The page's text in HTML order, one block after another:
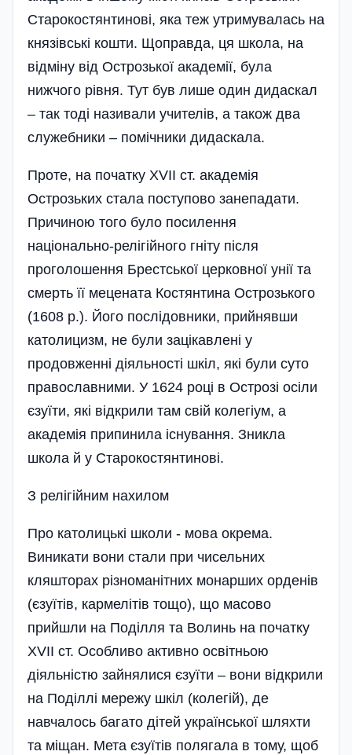
Старокостянтинові, яка теж утримувалась на
князівські кошти. Щоправда, ця школа, на
відміну від Острозької академії, була
нижчого рівня. Тут був лише один дидаскал
– так тоді називали учителів, а також два
служебники – помічники дидаскала.
Проте, на початку XVIІ ст. академія
Острозьких стала поступово занепадати.
Причиною того було посилення
національно-релігійного гніту після
проголошення Брестської церковної унії та
смерть її мецената Костянтина Острозького
(1608 р.). Його послідовники, прийнявши
католицизм, не були зацікавлені у
продовженні діяльності шкіл, які були суто
православними. У 1624 році в Острозі осіли
єзуїти, які відкрили там свій колегіум, а
академія припинила існування. Зникла
школа й у Старокостянтинові.
З релігійним нахилом
Про католицькі школи - мова окрема.
Виникати вони стали при чисельних
кляшторах різноманітних монарших орденів
(єзуїтів, кармелітів тощо), що масово
прийшли на Поділля та Волинь на початку
XVIІ ст. Особливо активно освітньою
діяльністю зайнялися єзуїти – вони відкрили
на Поділлі мережу шкіл (колегій), де
навчалось багато дітей української шляхти
та міщан. Мета єзуїтів полягала в тому, щоб